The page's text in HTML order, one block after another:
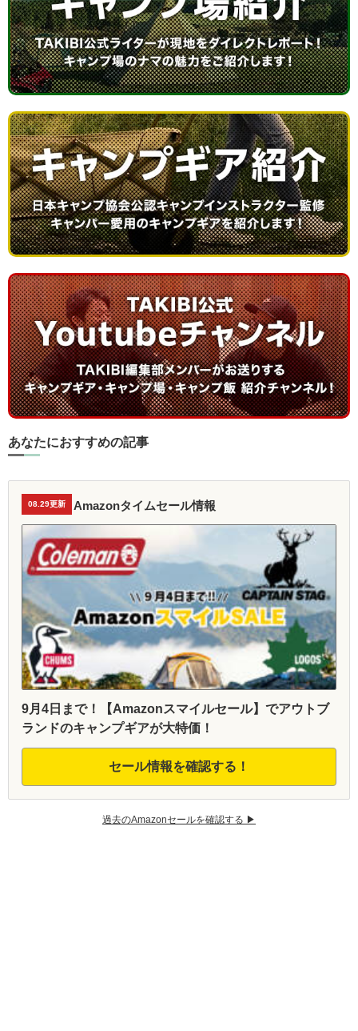
あなたにおすすめの記事
08.29更新 Amazonタイムセール情報
9月4日まで！【Amazonスマイルセール】でアウトブ
ランドのキャンプギアが大特価！
セール情報を確認する！
過去のAmazonセールを確認する ▶︎